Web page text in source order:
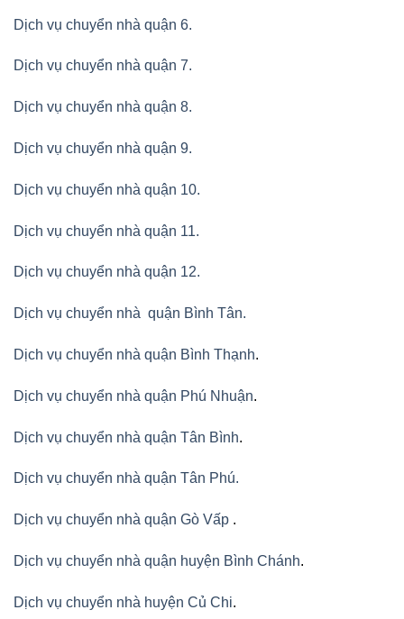
Dịch vụ chuyển nhà quận 6.
Dịch vụ chuyển nhà quận 7.
Dịch vụ chuyển nhà quận 8.
Dịch vụ chuyển nhà quận 9.
Dịch vụ chuyển nhà quận 10.
Dịch vụ chuyển nhà quận 11.
Dịch vụ chuyển nhà quận 12.
Dịch vụ chuyển nhà quận Bình Tân.
Dịch vụ chuyển nhà quận Bình Thạnh.
Dịch vụ chuyển nhà quận Phú Nhuận.
Dịch vụ chuyển nhà quận Tân Bình.
Dịch vụ chuyển nhà quận Tân Phú.
Dịch vụ chuyển nhà quận Gò Vấp .
Dịch vụ chuyển nhà quận huyện Bình Chánh.
Dịch vụ chuyển nhà huyện Củ Chi.